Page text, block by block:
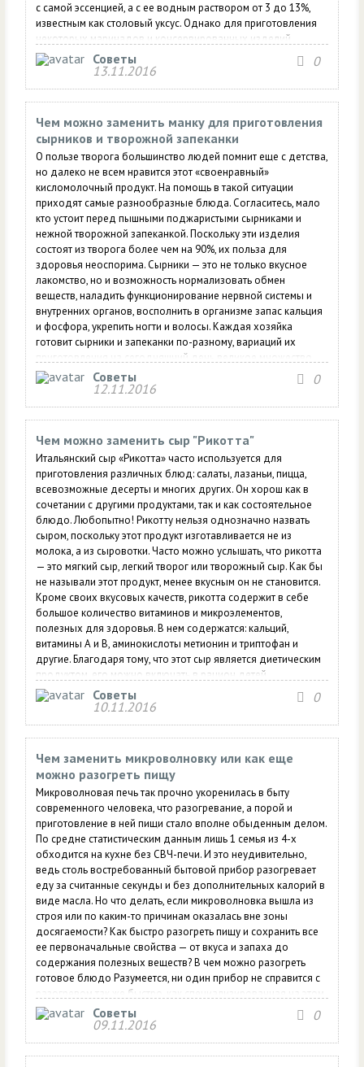
с самой эссенцией, а с ее водным раствором от 3 до 13%,
известным как столовый уксус. Однако для приготовления
некоторых маринадов и консервированных изделий
требуется именно 70%-ый раствор кислоты. Что же делать,
если под рукой его не...
Советы
13.11.2016
0
Чем можно заменить манку для приготовления
сырников и творожной запеканки
О пользе творога большинство людей помнит еще с детства,
но далеко не всем нравится этот «своенравный»
кисломолочный продукт. На помощь в такой ситуации
приходят самые разнообразные блюда. Согласитесь, мало
кто устоит перед пышными поджаристыми сырниками и
нежной творожной запеканкой. Поскольку эти изделия
состоят из творога более чем на 90%, их польза для
здоровья неоспорима. Сырники — это не только вкусное
лакомство, но и возможность нормализовать обмен
веществ, наладить функционирование нервной системы и
внутренних органов, восполнить в организме запас кальция
и фосфора, укрепить ногти и волосы. Каждая хозяйка
готовит сырники и запеканки по-разному, вариаций их
приготовления на сегодняшний день великое множество.
Неизменным остается одно — добавление в творожную
массу манной крупы. А ведь ее можно заменить
малокалорийным ингредиентом с более ценным составом,
сделав творожное...
Советы
12.11.2016
0
Чем можно заменить сыр "Рикотта"
Итальянский сыр «Рикотта» часто используется для
приготовления различных блюд: салаты, лазаньи, пицца,
всевозможные десерты и многих других. Он хорош как в
сочетании с другими продуктами, так и как состоятельное
блюдо. Любопытно! Рикотту нельзя однозначно назвать
сыром, поскольку этот продукт изготавливается не из
молока, а из сыровотки. Часто можно услышать, что рикотта
— это мягкий сыр, легкий творог или творожный сыр. Как бы
не называли этот продукт, менее вкусным он не становится.
Кроме своих вкусовых качеств, рикотта содержит в себе
большое количество витаминов и микроэлементов,
полезных для здоровья. В нем содержатся: кальций,
витамины А и В, аминокислоты метионин и триптофан и
другие. Благодаря тому, что этот сыр является диетическим
продуктом, его можно включать в рацион детей,
спортсменов и тем, кто следит за своей фигурой. Факт!
Рикотта обладает легким...
Советы
10.11.2016
0
Чем заменить микроволновку или как еще
можно разогреть пищу
Микроволновая печь так прочно укоренилась в быту
современного человека, что разогревание, а порой и
приготовление в ней пищи стало вполне обыденным делом.
По средне статистическим данным лишь 1 семья из 4-х
обходится на кухне без СВЧ-печи. И это неудивительно,
ведь столь востребованный бытовой прибор разогревает
еду за считанные секунды и без дополнительных калорий в
виде масла. Но что делать, если микроволновка вышла из
строя или по каким-то причинам оказалась вне зоны
досягаемости? Как быстро разогреть пищу и сохранить все
ее первоначальные свойства — от вкуса и запаха до
содержания полезных веществ? В чем можно разогреть
готовое блюдо Разумеется, ни один прибор не справится с
разогревом так же быстро, как специализированная на этом
микроволновая печь. Но некоторые из них все-таки могут
выручить из непростой ситуации. Мультиварка
Предназначена для приготовления пищи,...
Советы
09.11.2016
0